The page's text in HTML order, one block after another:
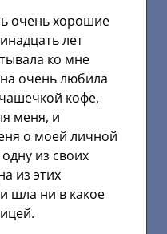
очень хорошие
лет
ко мне
очень любила
кофе,
меня, и
о моей личной
из своих
из этих
шла ни в какое